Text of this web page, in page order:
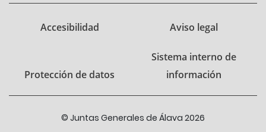
Accesibilidad Aviso legal
Protección de datos
Sistema interno de
información
© Juntas Generales de Álava 2026